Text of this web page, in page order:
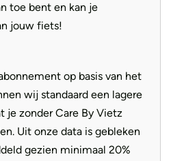
toe bent en kan je
jouw fiets!
op basis van het
wij standaard een lagere
je zonder Care By Vietz
Uit onze data is gebleken
gezien minimaal 20%